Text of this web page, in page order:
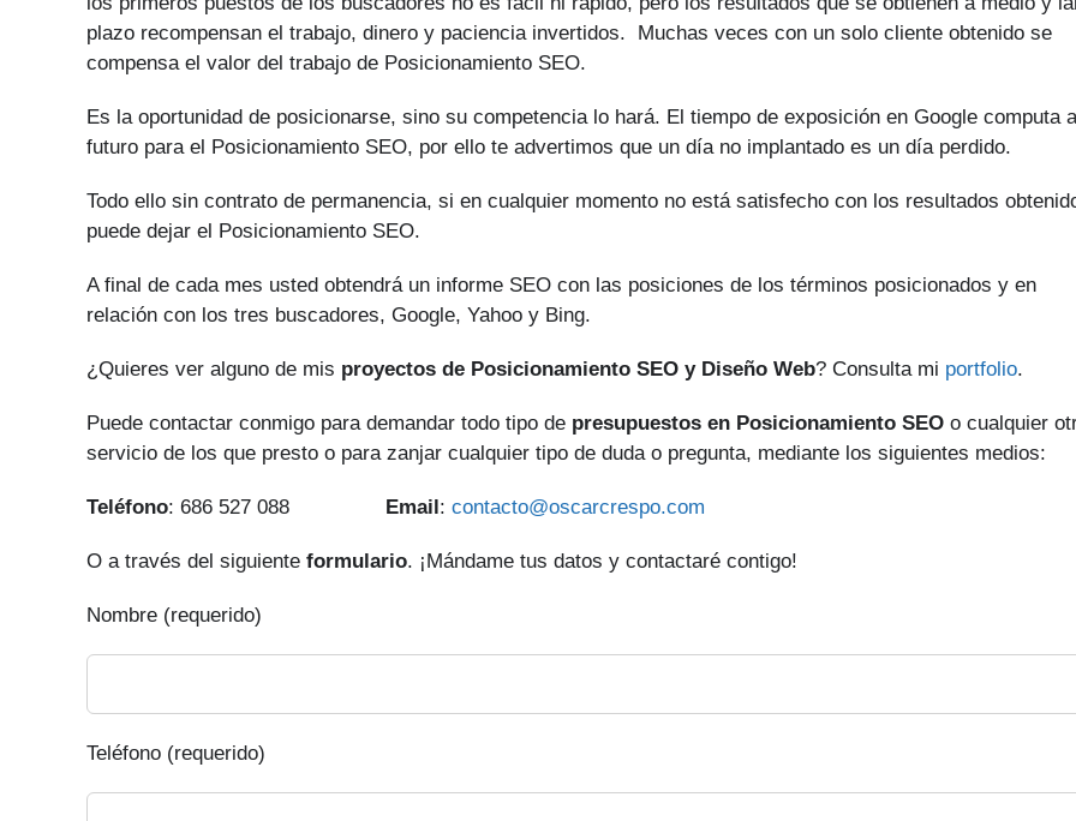
plazo recompensan el trabajo, dinero y paciencia invertidos. Muchas veces con un solo cliente obtenido se
compensa el valor del trabajo de Posicionamiento SEO.
Es la oportunidad de posicionarse, sino su competencia lo hará. El tiempo de exposición en Google computa a
futuro para el Posicionamiento SEO, por ello te advertimos que un día no implantado es un día perdido.
Todo ello sin contrato de permanencia, si en cualquier momento no está satisfecho con los resultados
puede dejar el Posicionamiento SEO.
A final de cada mes usted obtendrá un informe SEO con las posiciones de los términos posicionados y en
relación con los tres buscadores, Google, Yahoo y Bing.
¿Quieres ver alguno de mis proyectos de Posicionamiento SEO y Diseño Web? Consulta mi portfolio.
Puede contactar conmigo para demandar todo tipo de presupuestos en Posicionamiento SEO o cualquier
servicio de los que presto o para zanjar cualquier tipo de duda o pregunta, mediante los siguientes medios:
Teléfono: 686 527 088 Email: contacto@oscarcrespo.com
O a través del siguiente formulario. ¡Mándame tus datos y contactaré contigo!
Nombre (requerido)
Teléfono (requerido)